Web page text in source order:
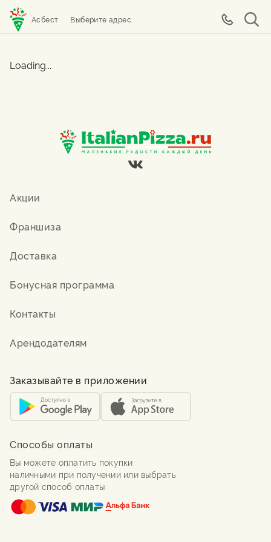
Асбест Выберите адрес
Loading...
Акции
Франшиза
Доставка
Бонусная программа
Контакты
Арендодателям
Заказывайте в приложении
Способы оплаты
Вы можете оплатить покупки
наличными при получении или выбрать
другой способ оплаты